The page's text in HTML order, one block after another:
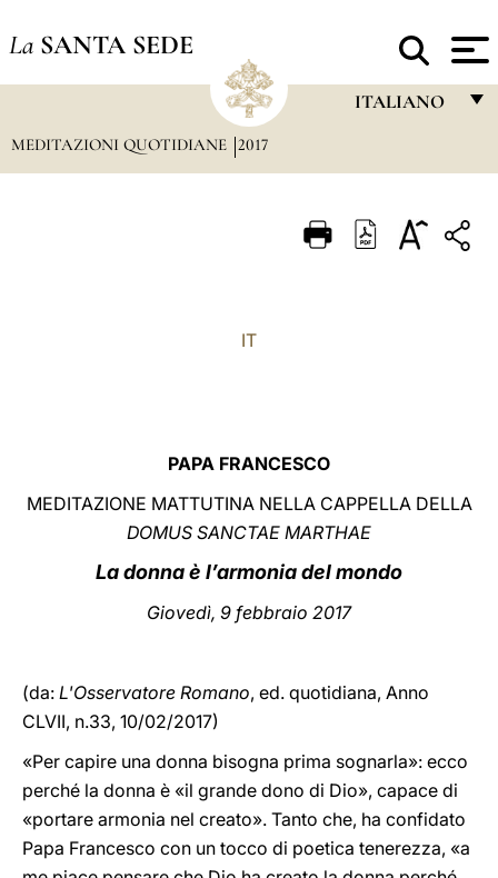
La SANTA SEDE
ITALIANO
ITALIANO
中文
LATINE
MEDITAZIONI QUOTIDIANE 2017
IT
PAPA FRANCESCO
MEDITAZIONE MATTUTINA NELLA CAPPELLA DELLA
DOMUS SANCTAE MARTHAE
La donna è l’armonia del mondo
Giovedì, 9 febbraio 2017
(da: L'Osservatore Romano, ed. quotidiana, Anno
CLVII, n.33, 10/02/2017)
«Per capire una donna bisogna prima sognarla»: ecco
perché la donna è «il grande dono di Dio», capace di
«portare armonia nel creato». Tanto che, ha confidato
Papa Francesco con un tocco di poetica tenerezza, «a